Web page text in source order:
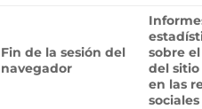
Fin de la sesión del
navegador
sobre
del
en las
sociales